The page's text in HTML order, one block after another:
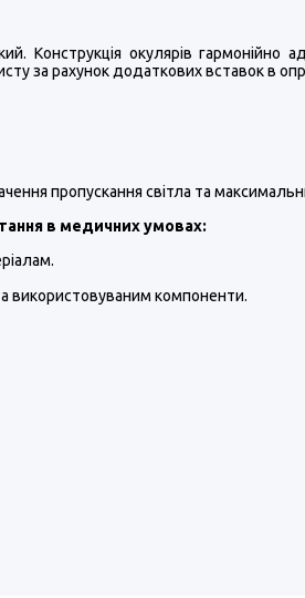
Конструкція окулярів гармонійно
за рахунок додаткових вставок в
пропускання світла та
в медичних умовах:
використовуваним компоненти.